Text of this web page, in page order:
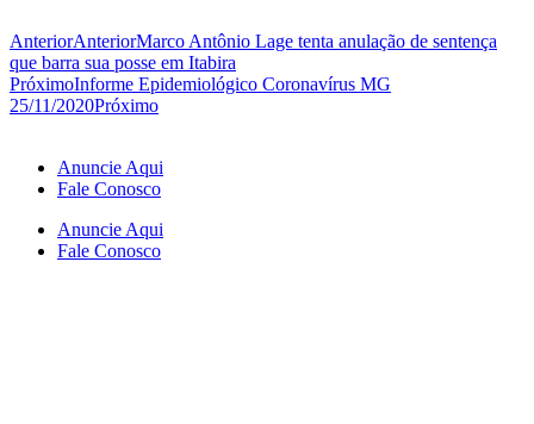
AnteriorAnteriorMarco Antônio Lage tenta anulação de sentença
que barra sua posse em Itabira
PróximoInforme Epidemiológico Coronavírus MG
25/11/2020Próximo
Anuncie Aqui
Fale Conosco
Anuncie Aqui
Fale Conosco